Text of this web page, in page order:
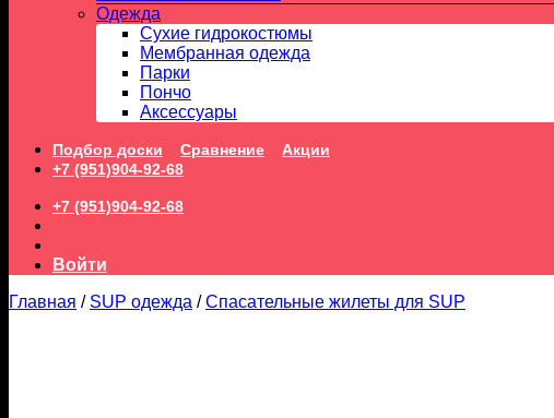
Одежда
Сухие гидрокостюмы
Мембранная одежда
Парки
Пончо
Аксессуары
Подбор доски Сравнение
Акции
+7 (951)904-92-68
+7 (951)904-92-68
Войти
Главная / SUP одежда / Спасательные жилеты для SUP